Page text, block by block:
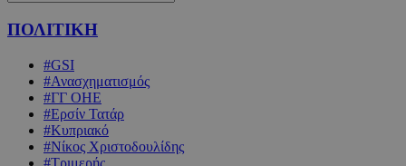
ΠΟΛΙΤΙΚΗ
#GSI
#Ανασχηματισμός
#ΓΓ ΟΗΕ
#Ερσίν Τατάρ
#Κυπριακό
#Νίκος Χριστοδουλίδης
#Τριμερής